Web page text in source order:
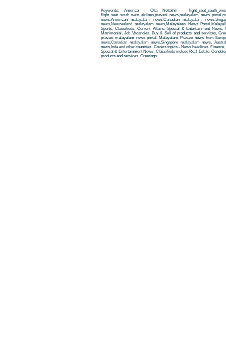
Keywords: America - Otta Nottathil -
flight_seat_south_west_airlines,pravasi news,malayalam news
news,American malayalam news,Canadian malayalam
news,Newzealand malayalam news,Malayalees News
Sports, Classifieds, Current Affairs, Special & Entertainment News.
Matrimonial, Job Vacancies, Buy & Sell of products and services,
pravasi malayalam news portal. Malayalam Pravasi news from
news,Canadian malayalam news,Singapore malayalam news,
news,Inda and other countries. Covers topics - News headlines,
Special & Entertainment News. Classifieds include Real Estate,
products and services, Greetings.